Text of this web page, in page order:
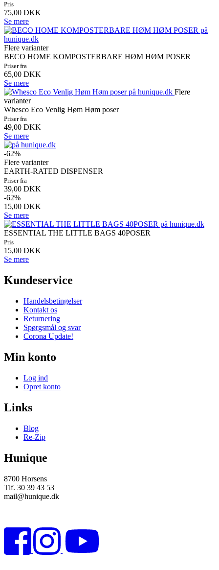
Pris
75,00 DKK
Se mere
Flere varianter
BECO HOME KOMPOSTERBARE HØM HØM POSER
Priser fra
65,00 DKK
Se mere
Flere
varianter
Whesco Eco Venlig Høm Høm poser
Priser fra
49,00 DKK
Se mere
-62%
Flere varianter
EARTH-RATED DISPENSER
Priser fra
39,00 DKK
-62%
15,00 DKK
Se mere
ESSENTIAL THE LITTLE BAGS 40POSER
Pris
15,00 DKK
Se mere
Kundeservice
Handelsbetingelser
Kontakt os
Returnering
Spørgsmål og svar
Corona Update!
Min konto
Log ind
Opret konto
Links
Blog
Re-Zip
Hunique
8700 Horsens
Tlf. 30 39 43 53
mail@hunique.dk